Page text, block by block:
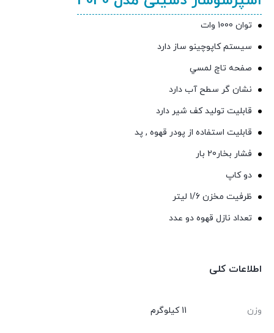
توان 1000 وات
سیستم کاپوچینو ساز دارد
صفحه تاچ لمسي
نشان گر سطح آب دارد
قابلیت تولید کف شیر دارد
قابلیت استفاده از پودر قهوه , پد
فشار بخار20 بار
دو كاپ
ظرفیت مخزن 1/6 لیتر
تعداد نازل قهوه دو عدد
اطلاعات کلی
وزن 11 کیلوگرم